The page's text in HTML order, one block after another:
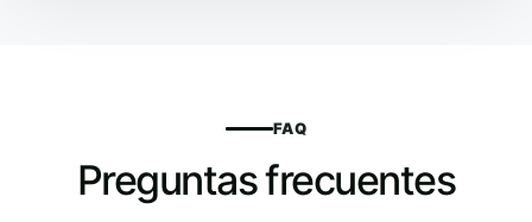
FAQ
Preguntas frecuentes